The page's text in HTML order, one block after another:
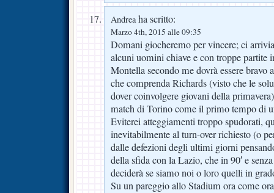
Andreaha scritto:
Marzo 4th, 2015 alle 09:35
Domani giocheremo per vincere; ci
alcuni uomini chiave e con troppe partite
Montella secondo me dovrà essere bravo
che comprenda Richards (visto che le
dover coinvolgere giovani della
match di Torino come il primo tempo di
Eviterei atteggiamenti troppo spudorati,
inevitabilmente al turn-over richiesto (o
dalle defezioni degli ultimi giorni
della sfida con la Lazio, che in 90′ e
deciderà se siamo noi o loro quelli in
Su un pareggio allo Stadium ora come